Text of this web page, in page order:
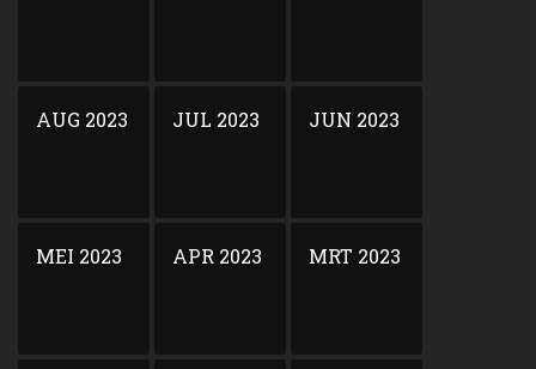
AUG 2023 JUL 2023 JUN 2023
MEI 2023 APR 2023 MRT 2023